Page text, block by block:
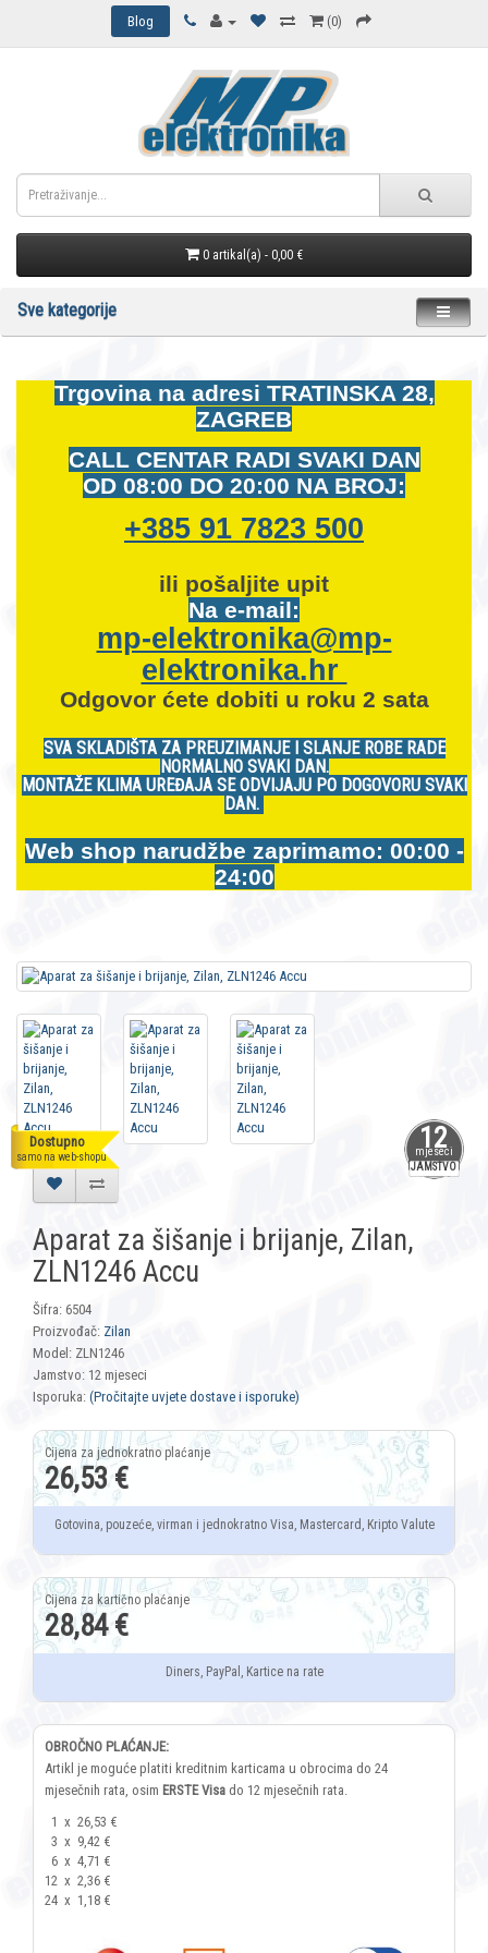
Blog (0)
0 artikal(a) - 0,00 €
Sve kategorije
Trgovina na adresi TRATINSKA 28,
ZAGREB
CALL CENTAR RADI SVAKI DAN
OD 08:00 DO 20:00 NA BROJ:
+385 91 7823 500
ili pošaljite upit
Na e-mail:
mp-elektronika@mp-
elektronika.hr
Odgovor ćete dobiti u roku 2 sata
SVA SKLADIŠTA ZA PREUZIMANJE I SLANJE ROBE RADE
NORMALNO SVAKI DAN.
MONTAŽE KLIMA UREĐAJA SE ODVIJAJU PO DOGOVORU SVAKI
DAN.
Web shop narudžbe zaprimamo: 00:00 -
24:00
12
mjeseci
JAMSTVO
Dostupno
samo na web-shopu
Aparat za šišanje i brijanje, Zilan,
ZLN1246 Accu
Šifra: 6504
Proizvođač: Zilan
Model: ZLN1246
Jamstvo: 12 mjeseci
Isporuka: (Pročitajte uvjete dostave i isporuke)
26,53 €
Gotovina, pouzeće, virman i jednokratno Visa, Mastercard, Kripto Valute
28,84 €
Diners, PayPal, Kartice na rate
OBROČNO PLAĆANJE:
Artikl je moguće platiti kreditnim karticama u obrocima do 24
mjesečnih rata, osim ERSTE Visa do 12 mjesečnih rata.
1 x 26,53 €
3 x 9,42 €
6 x 4,71 €
12 x 2,36 €
24 x 1,18 €